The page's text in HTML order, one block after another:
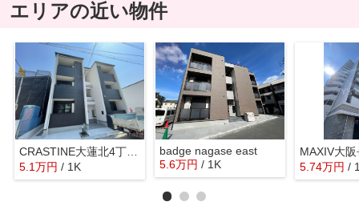
エリアの近い物件
CRASTINE大蓮北4丁目B
5.1万円 / 1K
badge nagase east
5.6万円 / 1K
MAXIV大
5.74万円 /